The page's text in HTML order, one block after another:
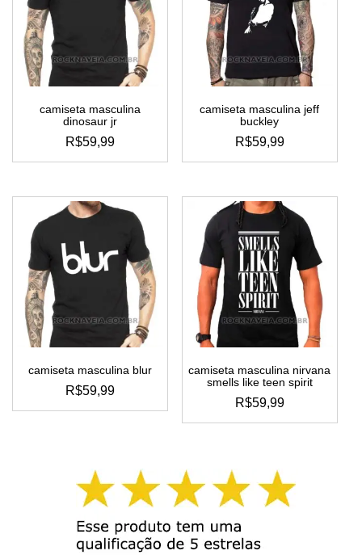
camiseta masculina
dinosaur jr
R$59,99
este
tem
várias
opções
escolhidas
na
página
produto
camiseta masculina jeff
buckley
R$59,99
este
tem
várias
variantes.
as
opções
podem
ser
escolhidas
na
produto
camiseta masculina blur
R$59,99
este
variantes.
as
opções
podem
ser
camiseta masculina nirvana
smells like teen spirit
R$59,99
este
várias
variantes.
as
podem